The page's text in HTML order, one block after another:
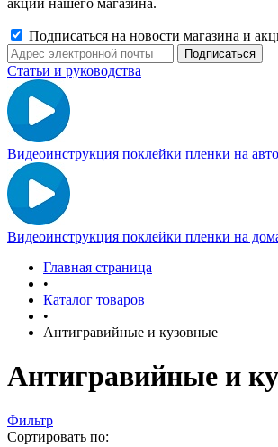
акции нашего магазина.
Подписаться на новости магазина и
Статьи и руководства
Видеоинструкция поклейки пленки на
Видеоинструкция поклейки пленки на
Главная страница
•
Каталог товаров
•
Антигравийные и кузовные
Антигравийные и
Фильтр
Сортировать по: